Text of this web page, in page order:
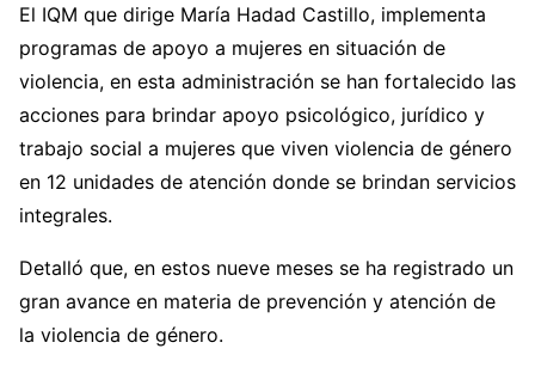
El IQM que dirige María Hadad Castillo, implementa
programas de apoyo a mujeres en situación de
violencia, en esta administración se han fortalecido las
acciones para brindar apoyo psicológico, jurídico y
trabajo social a mujeres que viven violencia de género
en 12 unidades de atención donde se brindan servicios
integrales.
Detalló que, en estos nueve meses se ha registrado un
gran avance en materia de prevención y atención de
la violencia de género.